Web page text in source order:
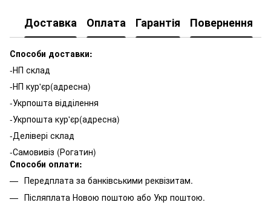
Доставка Оплата Гарантія Повернення
Способи доставки:
-НП склад
-НП кур'єр(адресна)
-Укрпошта відділення
-Укрпошта кур'єр(адресна)
-Делівері склад
-Самовивіз (Рогатин)
Способи оплати:
Передплата за банківськими реквізитам.
Післяплата Новою поштою або Укр поштою.